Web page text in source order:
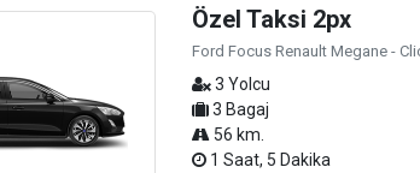
Özel Taksi 2px
Ford Focus Renault Megane -
3 Yolcu
3 Bagaj
56 km.
1 Saat, 5 Dakika